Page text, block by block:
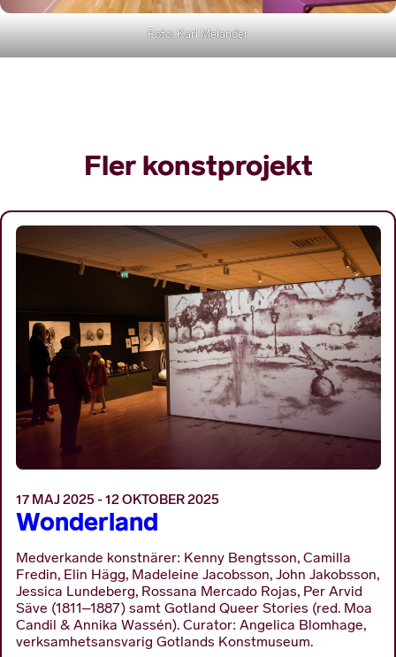
Foto: Karl Melander
Fler konstprojekt
17 MAJ 2025 - 12 OKTOBER 2025
Wonderland
Medverkande konstnärer: Kenny Bengtsson, Camilla
Fredin, Elin Hägg, Madeleine Jacobsson, John Jakobsson,
Jessica Lundeberg, Rossana Mercado Rojas, Per Arvid
Säve (1811–1887) samt Gotland Queer Stories (red. Moa
Candil & Annika Wassén). Curator: Angelica Blomhage,
verksamhetsansvarig Gotlands Konstmuseum.